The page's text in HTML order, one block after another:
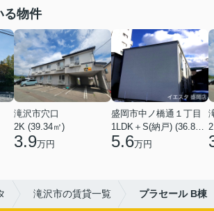
る物件
滝沢市穴口
2K (39.34㎡)
3.9万円
盛岡市中ノ橋通１丁目
1LDK＋S(納戸) (36.80㎡)
5.6万円
滝沢市の賃貸一覧 プラセール B棟